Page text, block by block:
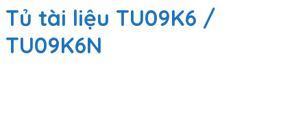
Tủ tài liệu TU09K6 /
TU09K6N